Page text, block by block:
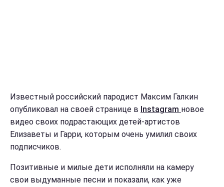
Известный российский пародист Максим Галкин
опубликовал на своей странице в Instagram новое
видео своих подрастающих детей-артистов
Елизаветы и Гарри, которым очень умилил своих
подписчиков.
Позитивные и милые дети исполняли на камеру
свои выдуманные песни и показали, как уже